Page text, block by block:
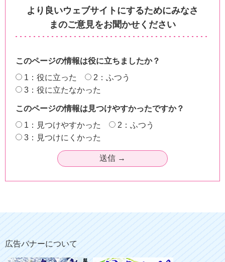
より良いウェブサイトにするためにみなさ
まのご意見をお聞かせください
このページの情報は役に立ちましたか？
1：役に立った
2：ふつう
3：役に立たなかった
このページの情報は見つけやすかったですか？
1：見つけやすかった
2：ふつう
3：見つけにくかった
広告バナーについて